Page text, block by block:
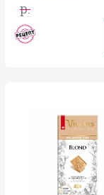
р.